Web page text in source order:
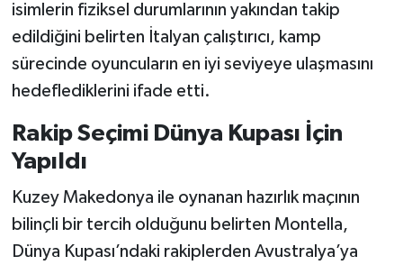
isimlerin fiziksel durumlarının yakından takip
edildiğini belirten İtalyan çalıştırıcı, kamp
sürecinde oyuncuların en iyi seviyeye ulaşmasını
hedeflediklerini ifade etti.
Rakip Seçimi Dünya Kupası İçin
Yapıldı
Kuzey Makedonya ile oynanan hazırlık maçının
bilinçli bir tercih olduğunu belirten Montella,
Dünya Kupası’ndaki rakiplerden Avustralya’ya